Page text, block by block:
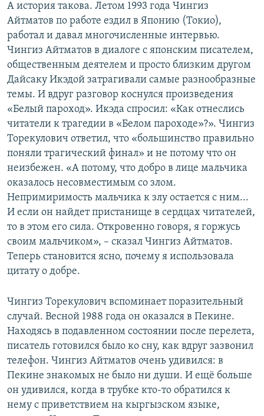
А история такова. Летом 1993 года Чингиз
Айтматов по работе ездил в Японию (Токио),
работал и давал многочисленные интервью.
Чингиз Айтматов в диалоге с японским писателем,
общественным деятелем и просто близким другом
Дайсаку Икэдой затрагивали самые разнообразные
темы. И вдруг разговор коснулся произведения
«Белый пароход». Икэда спросил: «Как отнеслись
читатели к трагедии в «Белом пароходе»?». Чингиз
Торекулович ответил, что «большинство правильно
поняли трагический финал» и не потому что он
неизбежен. «А потому, что добро в лице мальчика
оказалось несовместимым со злом.
Непримиримость мальчика к злу остается с ним...
И если он найдет пристанище в сердцах читателей,
то в этом его сила. Откровенно говоря, я горжусь
своим мальчиком», – сказал Чингиз Айтматов.
Теперь становится ясно, почему я использовала
цитату о добре.
Чингиз Торекулович вспоминает поразительный
случай. Весной 1988 года он оказался в Пекине.
Находясь в подавленном состоянии после перелета,
писатель готовился было ко сну, как вдруг зазвонил
телефон. Чингиз Айтматов очень удивился: в
Пекине знакомых не было ни души. И ещё больше
он удивился, когда в трубке кто-то обратился к
нему с приветствием на кыргызском языке,